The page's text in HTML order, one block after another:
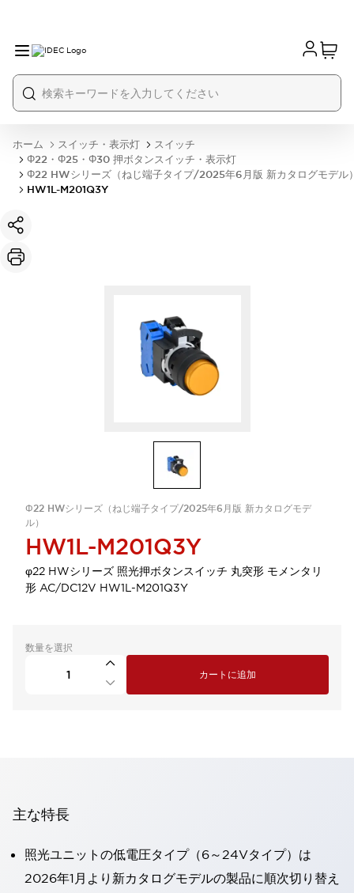
ホーム スイッチ・表示灯
スイッチ
Φ22・Φ25・Φ30 押ボタンスイッチ・表示灯
Φ22 HWシリーズ（ねじ端子タイプ/2025年6月版 新カタログモデル
HW1L-M201Q3Y
Φ22 HWシリーズ（ねじ端子タイプ/2025年6月版 新カタログモデ
ル）
HW1L-M201Q3Y
φ22 HWシリーズ 照光押ボタンスイッチ 丸突形 モメンタリ
形 AC/DC12V HW1L-M201Q3Y
数量を選択
カートに追加
主な特長
照光ユニットの低電圧タイプ（6～24Vタイプ）は
2026年1月より新カタログモデルの製品に順次切り替え